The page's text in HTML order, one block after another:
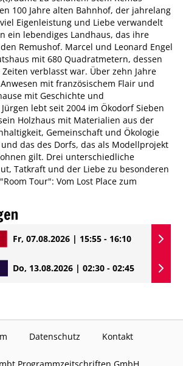
100 Jahre alten Bahnhof, der jahrelang
Eigenleistung und Liebe verwandelt
ein lebendiges Landhaus, das ihre
Remushof. Marcel und Leonard Engel
mit 680 Quadratmetern, dessen
verblasst war. Über zehn Jahre
mit französischem Flair und
mit Geschichte und
lebt seit 2004 im Ökodorf Sieben
Holzhaus mit Materialien aus der
Gemeinschaft und Ökologie
das des Dorfs, das als Modellprojekt
gilt. Drei unterschiedliche
Tatkraft und der Liebe zu besonderen
Tour": Vom Lost Place zum
Fr, 07.08.2026 | 15:55 - 16:10
Do, 13.08.2026 | 02:30 - 02:45
Datenschutz Kontakt